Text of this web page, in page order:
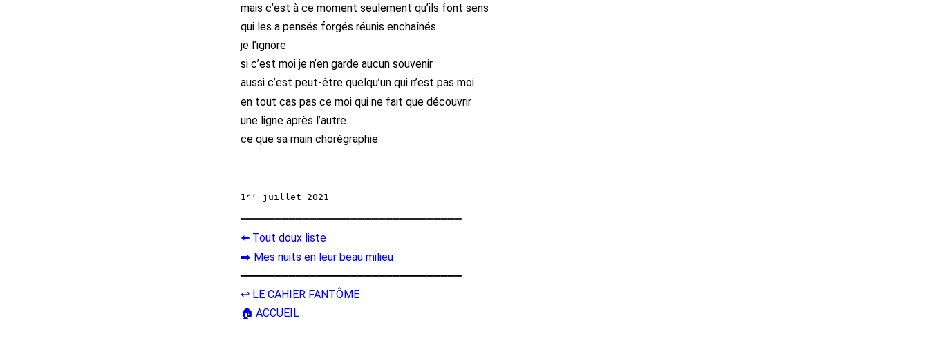
mais c’est à ce moment seulement qu’ils font sens
qui les a pensés forgés réunis enchaînés
je l’ignore
si c’est moi je n’en garde aucun souvenir
aussi c’est peut-être quelqu’un qui n’est pas moi
en tout cas pas ce moi qui ne fait que découvrir
une ligne après l’autre
ce que sa main chorégraphie
━━━━━━━━━━━━━━━━━━━━━━━━━━━━━━━━
⬅️ Tout doux liste
➡️ Mes nuits en leur beau milieu
━━━━━━━━━━━━━━━━━━━━━━━━━━━━━━━━
↩️ LE CAHIER FANTÔME
🏠 ACCUEIL